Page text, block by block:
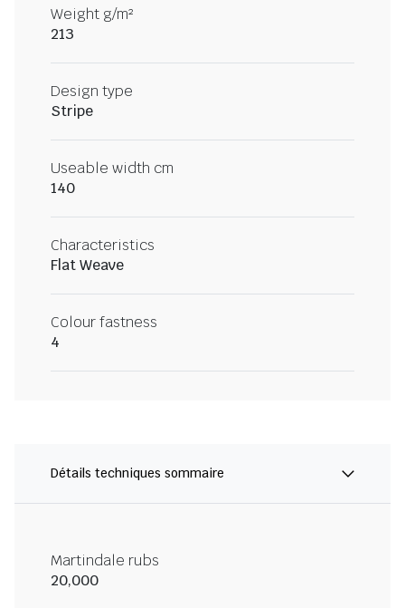
Weight g/m²
213
Design type
Stripe
Useable width cm
140
Characteristics
Flat Weave
Colour fastness
4
Détails techniques sommaire
Martindale rubs
20,000